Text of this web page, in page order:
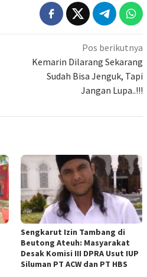
Pos berikutnya
Kemarin Dilarang Sekarang
Sudah Bisa Jenguk, Tapi
Jangan Lupa..!!!
Sengkarut Izin Tambang di
Beutong Ateuh: Masyarakat
Desak Komisi III DPRA Usut IUP
Siluman PT ACW dan PT HBS